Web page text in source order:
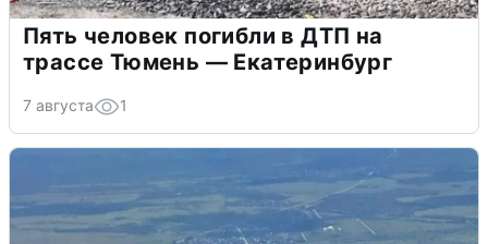
Пять человек погибли в ДТП на
трассе Тюмень — Екатеринбург
7 августа 1